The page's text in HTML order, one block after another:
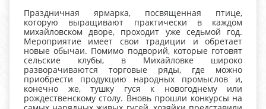
Праздничная ярмарка, посвященная птице,
которую выращивают практически в каждом
михайловском дворе, проходит уже седьмой год.
Мероприятие имеет свои традиции и обретает
новые обычаи. Помимо подворий, которые готовят
сельские клубы, в Михайловке широко
разворачиваются торговые ряды, где можно
приобрести продукцию народных промыслов и,
конечно же, тушку гуся к новогоднему или
рождественскому столу. Вновь прошли конкурсы на